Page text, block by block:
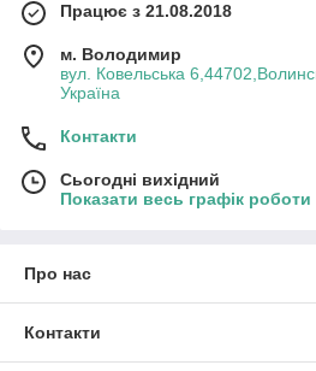
Працює з 21.08.2018
м. Володимир
вул. Ковельська
Україна
Контакти
Сьогодні вихідний
Показати весь графік роботи
Про нас
Контакти